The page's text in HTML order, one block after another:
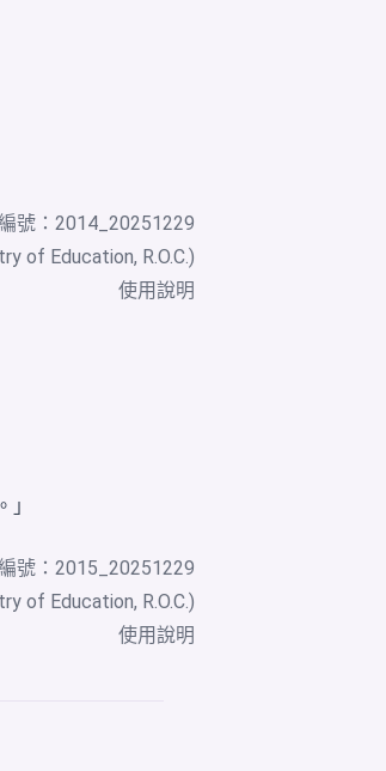
號：2014_20251229
of Education, R.O.C.)
使用說明
。」
號：2015_20251229
of Education, R.O.C.)
使用說明